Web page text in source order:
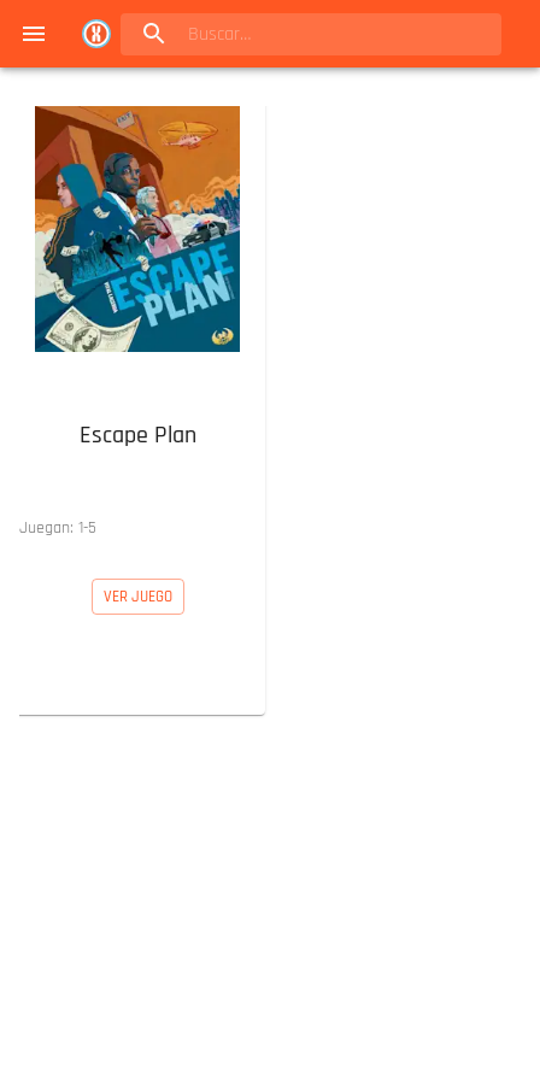
Escape Plan
Juegan: 1-5
VER JUEGO
Navigated to Juegos de mesa en Buenos Aires | Conexión Berlín - Catálogo